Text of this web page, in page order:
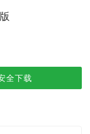
全下载